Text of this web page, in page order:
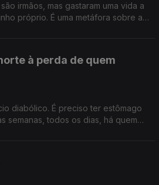
irmãos, mas gastaram uma vida a
próprio. É uma metáfora sobre a
à perda de quem
diabólico. É preciso ter estômago
semanas, todos os dias, há quem